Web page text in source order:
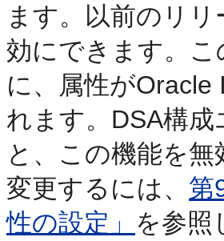
ます。以前のリ
効にできます。
に、属性が
れます。DSA構成
と、この機能を
変更するには、 第
性の設定」 を参照